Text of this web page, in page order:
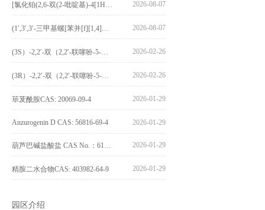
2026-08-07
2026-08-07
2026-02-26
2026-02-26
荜茇酰胺CAS: 20069-09-4 2026-01-29
Anzurogenin D CAS: 56816-69-4 2026-01-29
2026-01-29
精胺二水合物CAS: 403982-64-9 2026-01-29
园区介绍